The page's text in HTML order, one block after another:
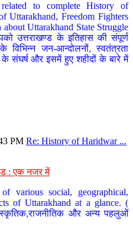
to complete History of
Uttarakhand, Freedom Fighters
Uttarakhand State Struggle
उत्तराखण्ड के इतिहास की संपूर्ण
विभिन्न जन-आन्दोलनों, स्वतंत्रता
के संघर्ष और इसमें हुए शहीदों के बारे में
PM Re: History of Haridwar ...
: एक नजर में
various social, geographical,
of Uttarakhand at a glance. (
और अन्य पहलुओं